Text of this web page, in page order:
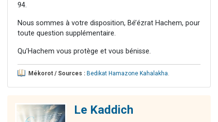
94.
Nous sommes à votre disposition, Bé’ézrat Hachem, pour
toute question supplémentaire.
Qu’Hachem vous protège et vous bénisse.
Mékorot / Sources : Bedikat Hamazone Kahalakha.
Le Kaddich